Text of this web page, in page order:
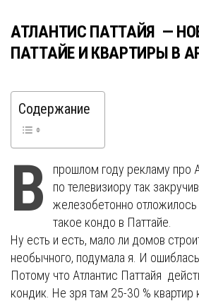
АТЛАНТИС ПАТТАЙЯ —
ПАТТАЙЕ И КВАРТИРЫ В
Содержание
В
прошлом году рекламу про
по телевизиору так
железобетонно отложилось
такое кондо в Паттайе.
Ну есть и есть, мало ли домов
необычного, подумала я. И ошиблась.
Потому что Атлантис Паттайя
кондик. Не зря там 25-30 % квартир